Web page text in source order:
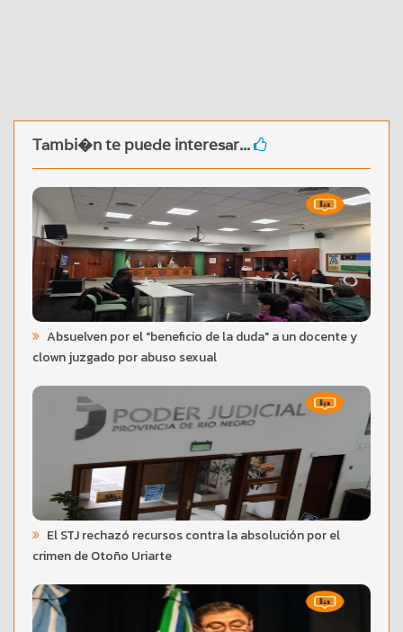
Tambi�n te puede interesar...
Absuelven por el "beneficio de la duda" a un docente y
clown juzgado por abuso sexual
El STJ rechazó recursos contra la absolución por el
crimen de Otoño Uriarte